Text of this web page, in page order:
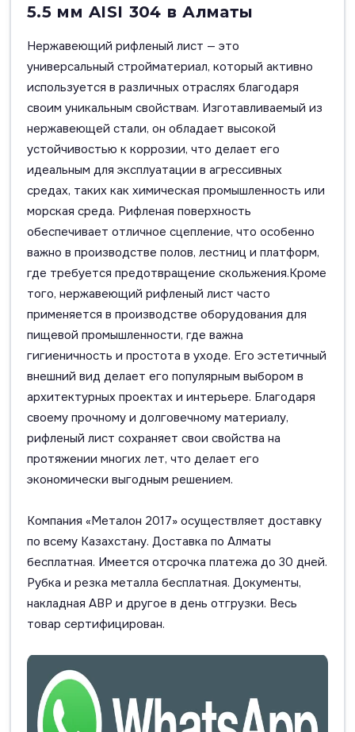
5.5 мм AISI 304 в Алматы
Нержавеющий рифленый лист — это
универсальный стройматериал, который активно
используется в различных отраслях благодаря
своим уникальным свойствам. Изготавливаемый из
нержавеющей стали, он обладает высокой
устойчивостью к коррозии, что делает его
идеальным для эксплуатации в агрессивных
средах, таких как химическая промышленность или
морская среда. Рифленая поверхность
обеспечивает отличное сцепление, что особенно
важно в производстве полов, лестниц и платформ,
где требуется предотвращение скольжения.Кроме
того, нержавеющий рифленый лист часто
применяется в производстве оборудования для
пищевой промышленности, где важна
гигиеничность и простота в уходе. Его эстетичный
внешний вид делает его популярным выбором в
архитектурных проектах и интерьере. Благодаря
своему прочному и долговечному материалу,
рифленый лист сохраняет свои свойства на
протяжении многих лет, что делает его
экономически выгодным решением.
Компания «Металон 2017» осуществляет доставку
по всему Казахстану. Доставка по Алматы
бесплатная. Имеется отсрочка платежа до 30 дней.
Рубка и резка металла бесплатная. Документы,
накладная АВР и другое в день отгрузки. Весь
товар сертифицирован.